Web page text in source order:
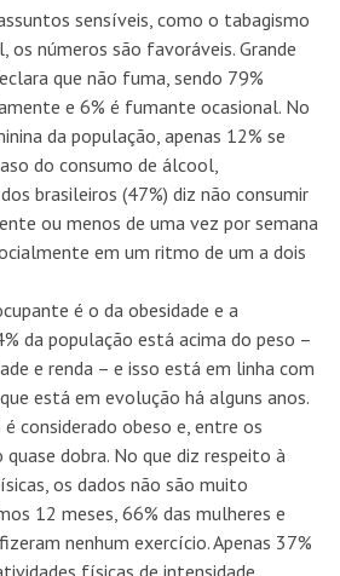
sensíveis, como o tabagismo
os números são favoráveis. Grande
que não fuma, sendo 79%
e 6% é fumante ocasional. No
da população, apenas 12% se
do consumo de álcool,
brasileiros (47%) diz não consumir
ou menos de uma vez por semana
em um ritmo de um a dois
é o da obesidade e a
da população está acima do peso –
e renda – e isso está em linha com
está em evolução há alguns anos.
considerado obeso e, entre os
quase dobra. No que diz respeito à
os dados não são muito
12 meses, 66% das mulheres e
nenhum exercício. Apenas 37%